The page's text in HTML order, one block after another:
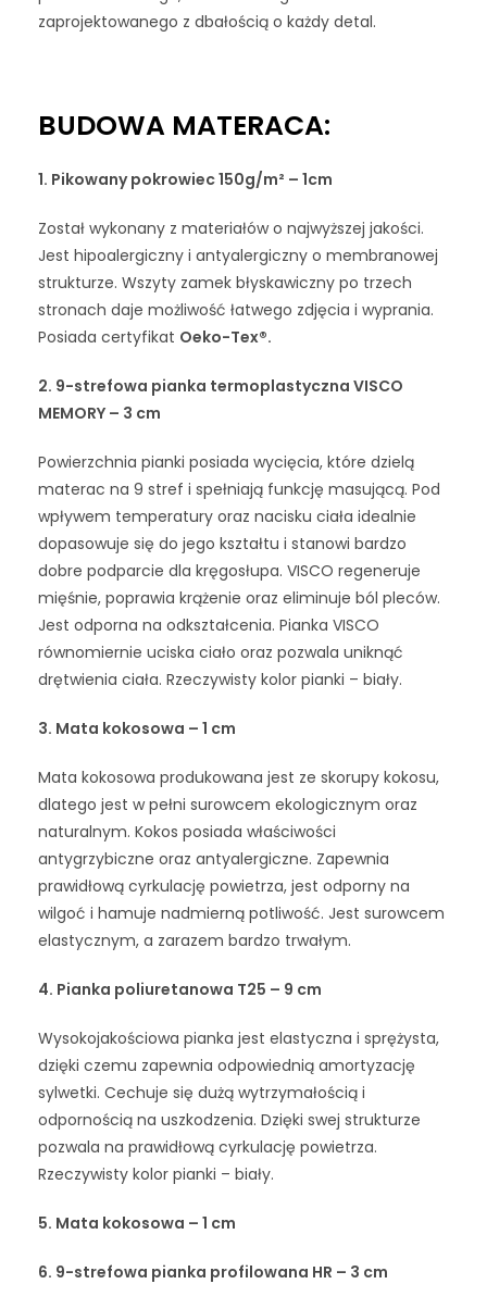
zaprojektowanego z dbałością o każdy detal.
BUDOWA MATERACA:
1. Pikowany pokrowiec 150g/m² – 1cm
Został wykonany z materiałów o najwyższej jakości.
Jest hipoalergiczny i antyalergiczny o membranowej
strukturze. Wszyty zamek błyskawiczny po trzech
stronach daje możliwość łatwego zdjęcia i wyprania.
Posiada certyfikat Oeko-Tex®.
2. 9-strefowa pianka termoplastyczna VISCO
MEMORY – 3 cm
Powierzchnia pianki posiada wycięcia, które dzielą
materac na 9 stref i spełniają funkcję masującą. Pod
wpływem temperatury oraz nacisku ciała idealnie
dopasowuje się do jego kształtu i stanowi bardzo
dobre podparcie dla kręgosłupa. VISCO regeneruje
mięśnie, poprawia krążenie oraz eliminuje ból pleców.
Jest odporna na odkształcenia. Pianka VISCO
równomiernie uciska ciało oraz pozwala uniknąć
drętwienia ciała. Rzeczywisty kolor pianki – biały.
3. Mata kokosowa – 1 cm
Mata kokosowa produkowana jest ze skorupy kokosu,
dlatego jest w pełni surowcem ekologicznym oraz
naturalnym. Kokos posiada właściwości
antygrzybiczne oraz antyalergiczne. Zapewnia
prawidłową cyrkulację powietrza, jest odporny na
wilgoć i hamuje nadmierną potliwość. Jest surowcem
elastycznym, a zarazem bardzo trwałym.
4. Pianka poliuretanowa T25 – 9 cm
Wysokojakościowa pianka jest elastyczna i sprężysta,
dzięki czemu zapewnia odpowiednią amortyzację
sylwetki. Cechuje się dużą wytrzymałością i
odpornością na uszkodzenia. Dzięki swej strukturze
pozwala na prawidłową cyrkulację powietrza.
Rzeczywisty kolor pianki – biały.
5. Mata kokosowa – 1 cm
6. 9-strefowa pianka profilowana HR – 3 cm